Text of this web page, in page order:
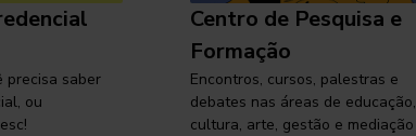
precisa saber
ou
Centro de Pesquisa e
Formação
Encontros, cursos, palestras e
debates nas áreas de educação,
cultura, arte, gestão e mediação